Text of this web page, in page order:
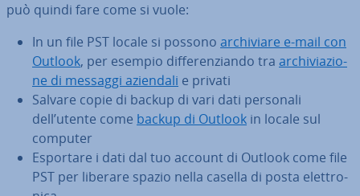
può quindi fare come si vuole:
In un file PST locale si possono ar­chi­via­re e-mail con
Outlook, per esempio dif­fe­ren­zian­do tra ar­chi­via­zio­
ne di messaggi aziendali e privati
Salvare copie di backup di vari dati personali
dell’utente come backup di Outlook in locale sul
computer
Esportare i dati dal tuo account di Outlook come file
PST per liberare spazio nella casella di posta elet­tro­